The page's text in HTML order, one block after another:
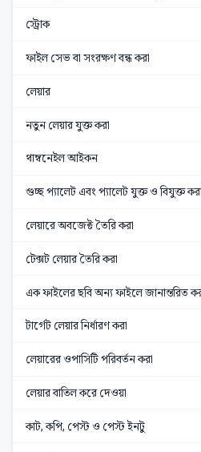
স্ট্রোক
ফাইল সেভ বা সংরক্ষণ বন্ধ করা
লেয়ার
নতুন লেয়ার যুক্ত করা
থাম্বনেইল আইকন
গুচ্ছ প্যালেট এবং প্যালেট যুক্ত ও বিযুক্ত করা
লেয়ারে অবজেক্ট তৈরি করা
টেক্সট লেয়ার তৈরি করা
এক ফাইলের ছবি অন্য ফাইলে জানান্তরিত
টার্গেট লেয়ার নির্ধারণ করা
লেয়ারের ওপাসিটি পরিবর্তন করা
লেয়ার বাতিল করে দেওয়া
কাট, কপি, পেস্ট ও পেস্ট ইনটু